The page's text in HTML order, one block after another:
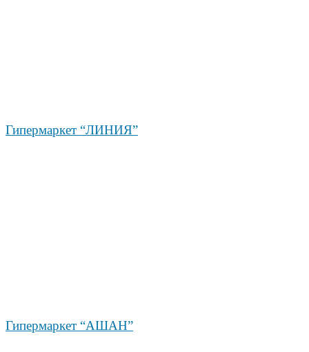
Гипермаркет “ЛИНИЯ”
Гипермаркет “АШАН”